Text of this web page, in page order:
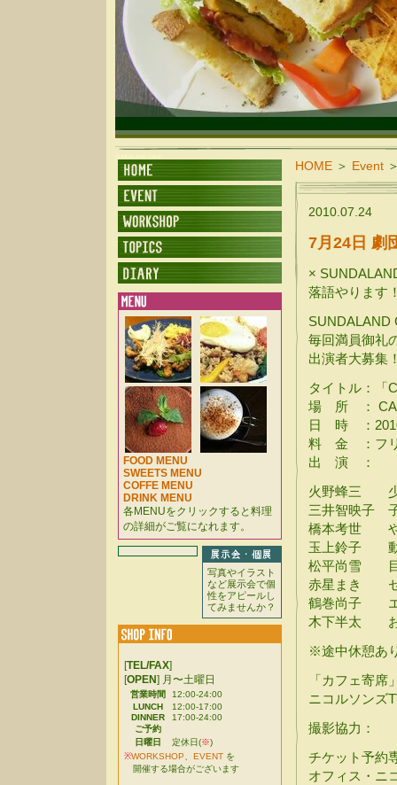
HOME ＞ Event
2010.07.24
7月24日 劇
×
落語やります
SUNDALAND
毎回満員御礼
出演者大募集
タイトル：「
場 所 ：
日 時 ：2010
料 金 ：フリ
出 演 ：
火野蜂三 少
三井智映子
橋本考世
玉上鈴子
松平尚雪 目
赤星まき セ
鶴巻尚子 エ
木下半太 お
※途中休憩あ
「カフェ寄
ニコルソンズ
撮影協力：
チケット予約
オフィス・ニ
FOOD MENU
SWEETS MENU
COFFE MENU
DRINK MENU
各MENUをクリックすると料理
の詳細がご覧になれます。
写真やイラスト
など展示会で個
性をアピールし
てみませんか？
[TEL/FAX]
[OPEN] 月〜土曜日
営業時間
12:00-24:00
LUNCH
12:00-17:00
DINNER
17:00-24:00
ご予約
日曜日
定休日(※)
※WORKSHOP EVENT を
開催する場合がございます